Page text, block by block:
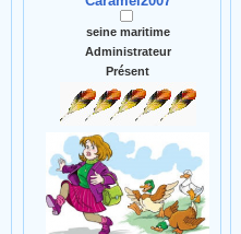
seine maritime
Administrateur
Présent